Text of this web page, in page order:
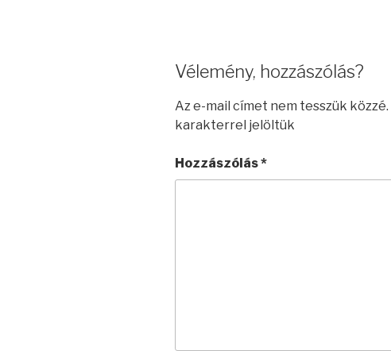
Vélemény, hozzászólás?
Az e-mail címet nem tesszük közzé.
karakterrel jelöltük
Hozzászólás*